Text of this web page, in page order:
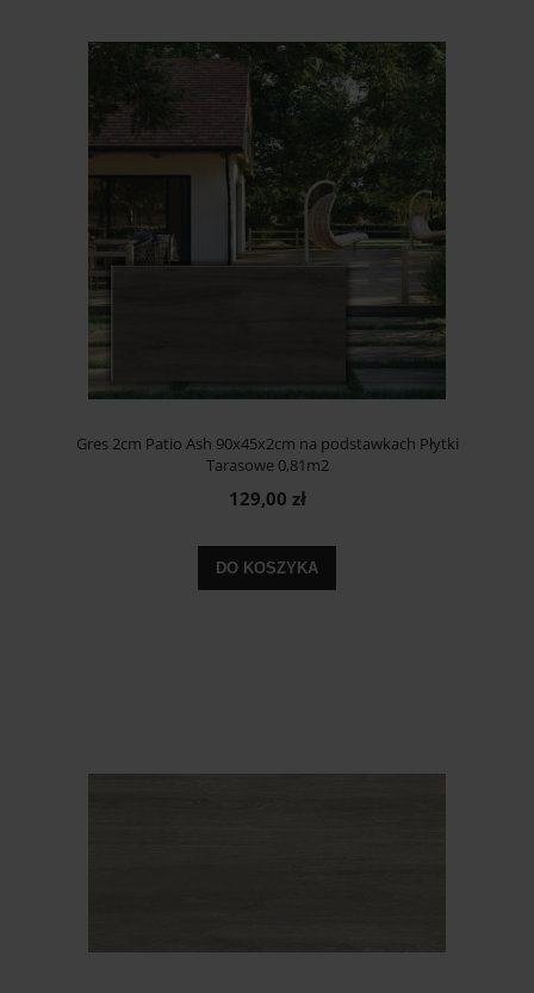
Gres 2cm Patio Ash 90x45x2cm na podstawkach Płytki
Tarasowe 0,81m2
129,00 zł
DO KOSZYKA